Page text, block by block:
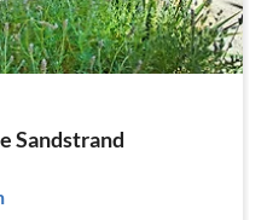
Sandstrand